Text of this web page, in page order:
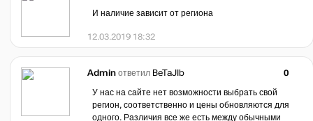
И наличие зависит от региона
12.03.2019 18:32
Admin ответил BeTaJIb
0
У нас на сайте нет возможности выбрать свой
регион, соответственно и цены обновляются для
одного. Различия все же есть между обычными